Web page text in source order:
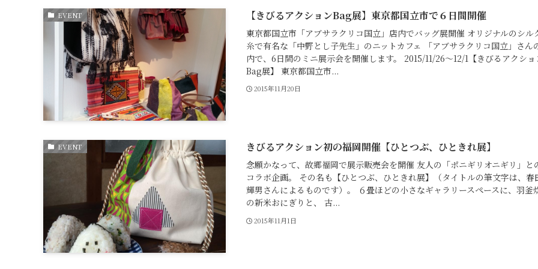
EVENT 【きびるアクションBag展】東京都国立市で６日間開催
東京都国立市「アブサラクリコ国立」店内でバッグ展開催 オリジナルのシル
糸で有名な「中野とし子先生」のニットカフェ 「アブサラクリコ国立」さん
内で、6日間のミニ展示会を開催します。 2015/11/26～12/1【きびるアクショ
Bag展】 東京都国立市...
2015年11月20日
EVENT きびるアクション初の福岡開催【ひとつぶ、ひときれ展】
念願かなって、故郷福岡で展示販売会を開催 友人の「ポニギリオニギリ」と
コラボ企画。 その名も【ひとつぶ、ひときれ展】（タイトルの筆文字は、春
輝男さんによるものです）。 ６畳ほどの小さなギャラリースペースに、羽釜
の新米おにぎりと、 古...
2015年11月1日